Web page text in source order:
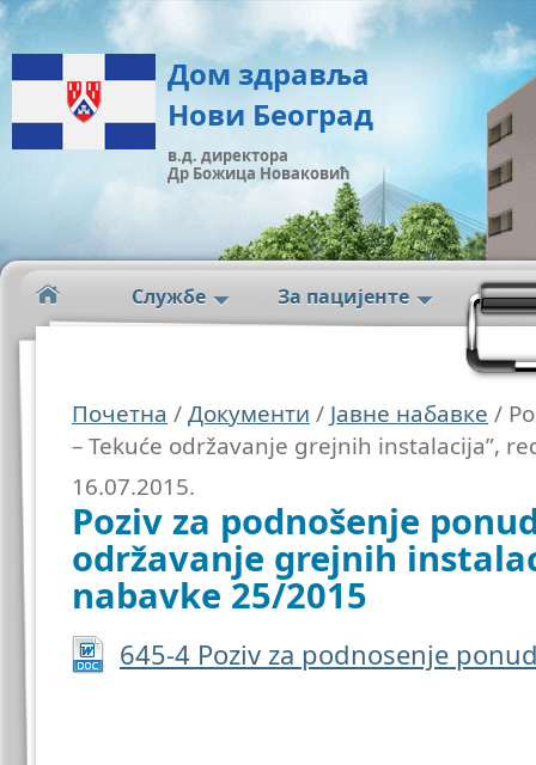
Дом здравља
Нови Београд
в.д. директора
Др Божица Новаковић
Службе За пацијенте
Почетна /Документи / Јавне набавке /
– Tekuće održavanje grejnih instalacija”,
16.07.2015.
Poziv za podnošenje
održavanje grejnih
nabavke 25/2015
645-4 Poziv za podnosenje